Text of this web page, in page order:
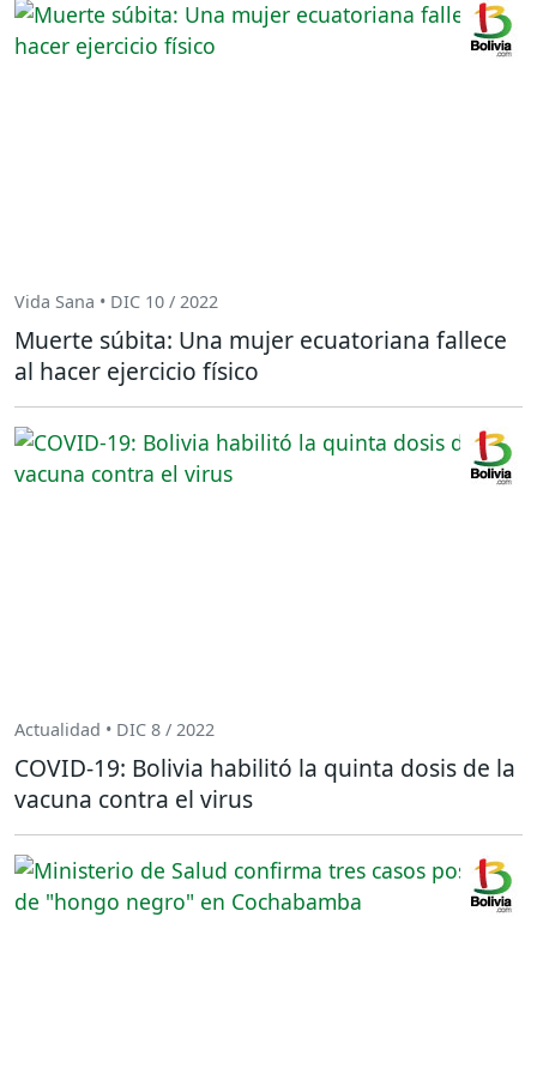
Vida Sana • DIC 10 / 2022
Muerte súbita: Una mujer ecuatoriana fallece
al hacer ejercicio físico
Actualidad • DIC 8 / 2022
COVID-19: Bolivia habilitó la quinta dosis de la
vacuna contra el virus